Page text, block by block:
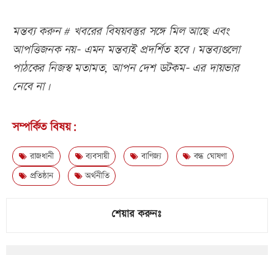
মন্তব্য করুন # খবরের বিষয়বস্তুর সঙ্গে মিল আছে এবং
আপত্তিজনক নয়- এমন মন্তব্যই প্রদর্শিত হবে। মন্তব্যগুলো
পাঠকের নিজস্ব মতামত, আপন দেশ ডটকম- এর দায়ভার
নেবে না।
সম্পর্কিত বিষয়:
রাজধানী ব্যবসায়ী বাণিজ্য
বন্ধ ঘোষণা
প্রতিষ্ঠান
অর্থনীতি
শেয়ার করুনঃ